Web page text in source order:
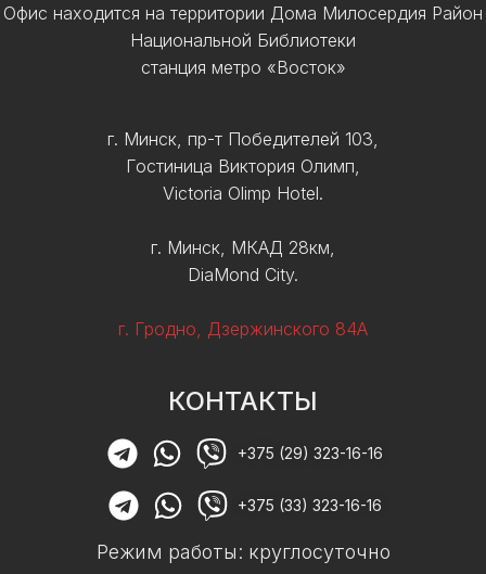
Офис находится на территории Дома Милосердия Район
Национальной Библиотеки
станция метро «Восток»
г. Минск, пр-т Победителей 103,
Гостиница Виктория Олимп,
Victoria Olimp Hotel.
г. Минск, МКАД 28км,
DiaMond City.
г. Гродно, Дзержинского 84А
КОНТАКТЫ
+375 (29) 323-16-16
+375 (33) 323-16-16
Режим работы: круглосуточно